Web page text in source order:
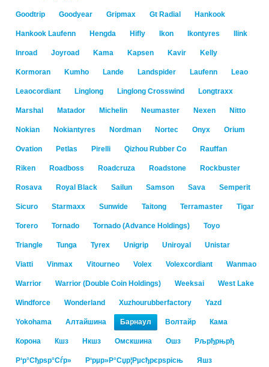
Goodtrip Goodyear Gripmax Gt Radial Hankook
Hankook Laufenn Hengda Hifly Ikon Ikontyres Ilink
Inroad Joyroad Kama Kapsen Kavir Kelly
Kormoran Kumho Lande Landspider Laufenn Leao
Leaocordiant Linglong Linglong Crosswind Longtraxx
Marshal Matador Michelin Neumaster Nexen Nitto
Nokian Nokiantyres Nordman Nortec Onyx Orium
Ovation Petlas Pirelli Qizhou Rubber Co Rauffan
Riken Roadboss Roadcruza Roadstone Rockbuster
Rosava Royal Black Sailun Samson Sava Semperit
Sicuro Starmaxx Sunwide Taitong Terramaster Tigar
Torero Tornado Tornado (Advance Holdings) Toyo
Triangle Tunga Tyrex Unigrip Uniroyal Unistar
Viatti Vinmax Vitourneo Volex Volexcordiant Wanmao
Warrior Warrior (Double Coin Holdings) Weeksai West Lake
Windforce Wonderland Xuzhourubberfactory Yazd
Yokohama Алтайшина Барнаул Волтайр Кама
Корона Кшз Нкшз Омскшина Ошз Рљрђрњрђ
Р‘р°Сђрѕр°Сѓр» Р‘рµр»Р°Сџр¦Рµсђрєрѕрісњ Яшз